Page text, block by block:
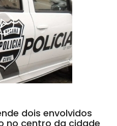
dois envolvidos
no centro da cidade